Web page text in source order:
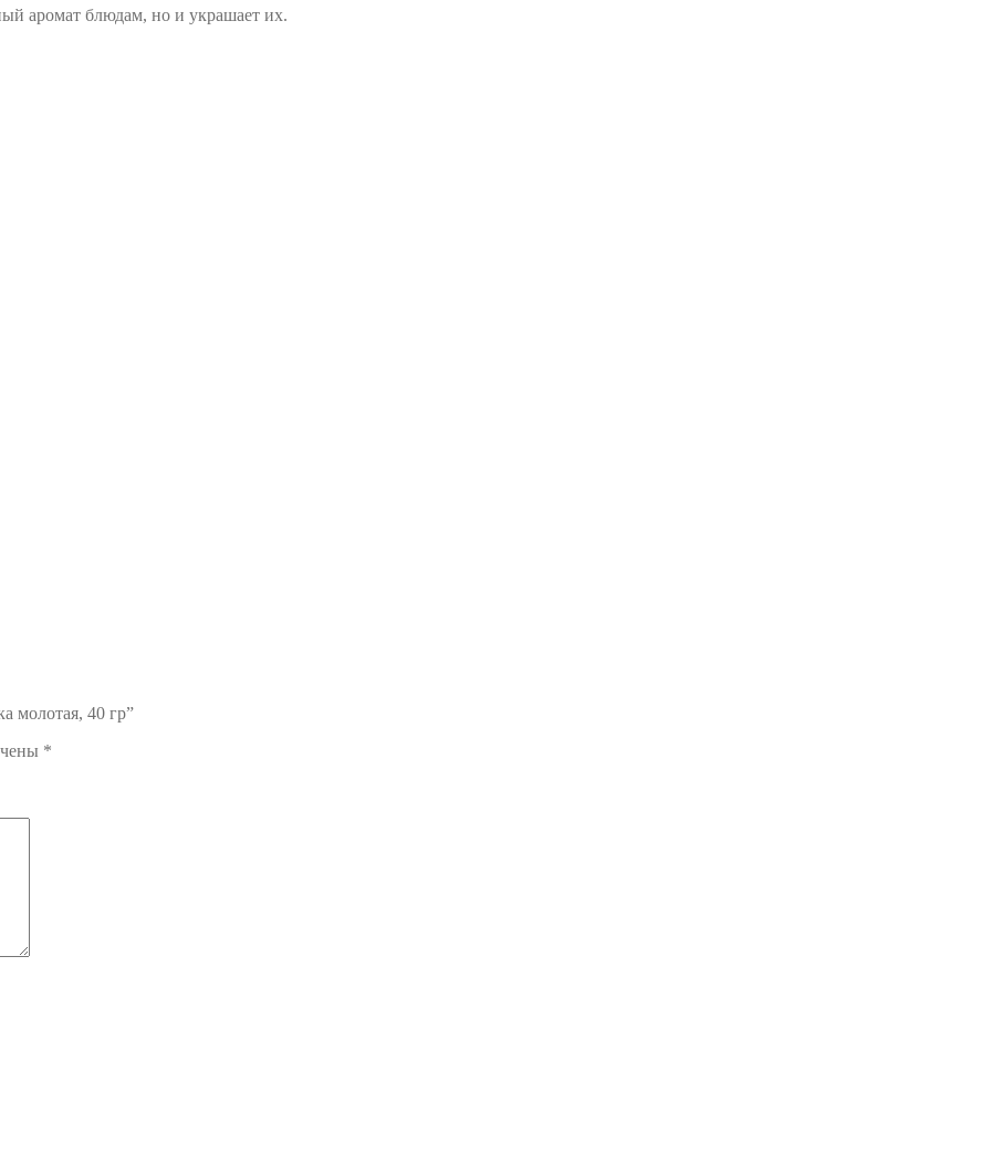
аромат блюдам, но и украшает их.
молотая, 40 гр”
*